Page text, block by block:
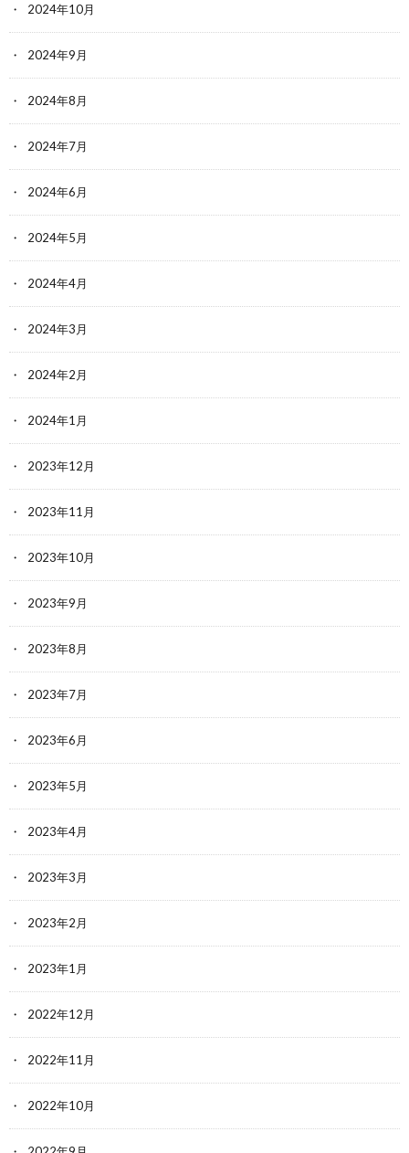
2024年10月
2024年9月
2024年8月
2024年7月
2024年6月
2024年5月
2024年4月
2024年3月
2024年2月
2024年1月
2023年12月
2023年11月
2023年10月
2023年9月
2023年8月
2023年7月
2023年6月
2023年5月
2023年4月
2023年3月
2023年2月
2023年1月
2022年12月
2022年11月
2022年10月